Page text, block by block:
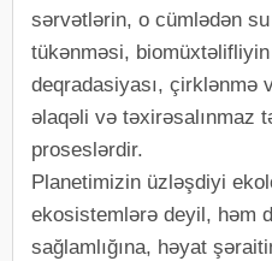
sərvətlərin, o cümlədən
tükənməsi, biomüxtəlifliyin
deqradasiyası,
əlaqəli və təxirəsalınmaz
proseslərdir.
Planetimizin üzləşdiyi
ekosistemlərə deyil, həm
sağlamlığına, həyat